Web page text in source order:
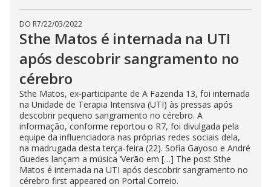
DO R7/22/03/2022
Sthe Matos é internada na UTI
após descobrir sangramento no
cérebro
Sthe Matos, ex-participante de A Fazenda 13, foi internada
na Unidade de Terapia Intensiva (UTI) às pressas após
descobrir pequeno sangramento no cérebro. A
informação, conforme reportou o R7, foi divulgada pela
equipe da influenciadora nas próprias redes sociais dela,
na madrugada desta terça-feira (22). Sofia Gayoso e André
Guedes lançam a música ‘Verão em […] The post Sthe
Matos é internada na UTI após descobrir sangramento no
cérebro first appeared on Portal Correio.